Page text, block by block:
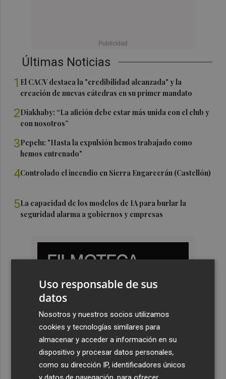
Últimas Noticias
1 El CACV destaca la "credibilidad alcanzada" y la
creación de nuevas cátedras en su primer mandato
2Diakhaby: “La afición debe estar más unida con el club y
con nosotros”
3Pepelu: "Hasta la expulsión hemos trabajado como
hemos entrenado"
4Controlado el incendio en Sierra Engarcerán (Castellón)
5La capacidad de los modelos de IA para burlar la
seguridad alarma a gobiernos y empresas
Uso responsable de sus
datos
Nosotros y nuestros socios utilizamos
cookies y tecnologías similares para
almacenar y acceder a información en su
dispositivo y procesar datos personales,
como su dirección IP, identificadores únicos